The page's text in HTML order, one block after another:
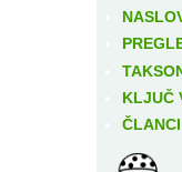
KLJUČ
ČLANCI